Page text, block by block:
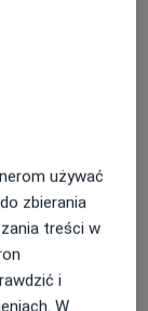
używać
zbierania
treści w
i
W